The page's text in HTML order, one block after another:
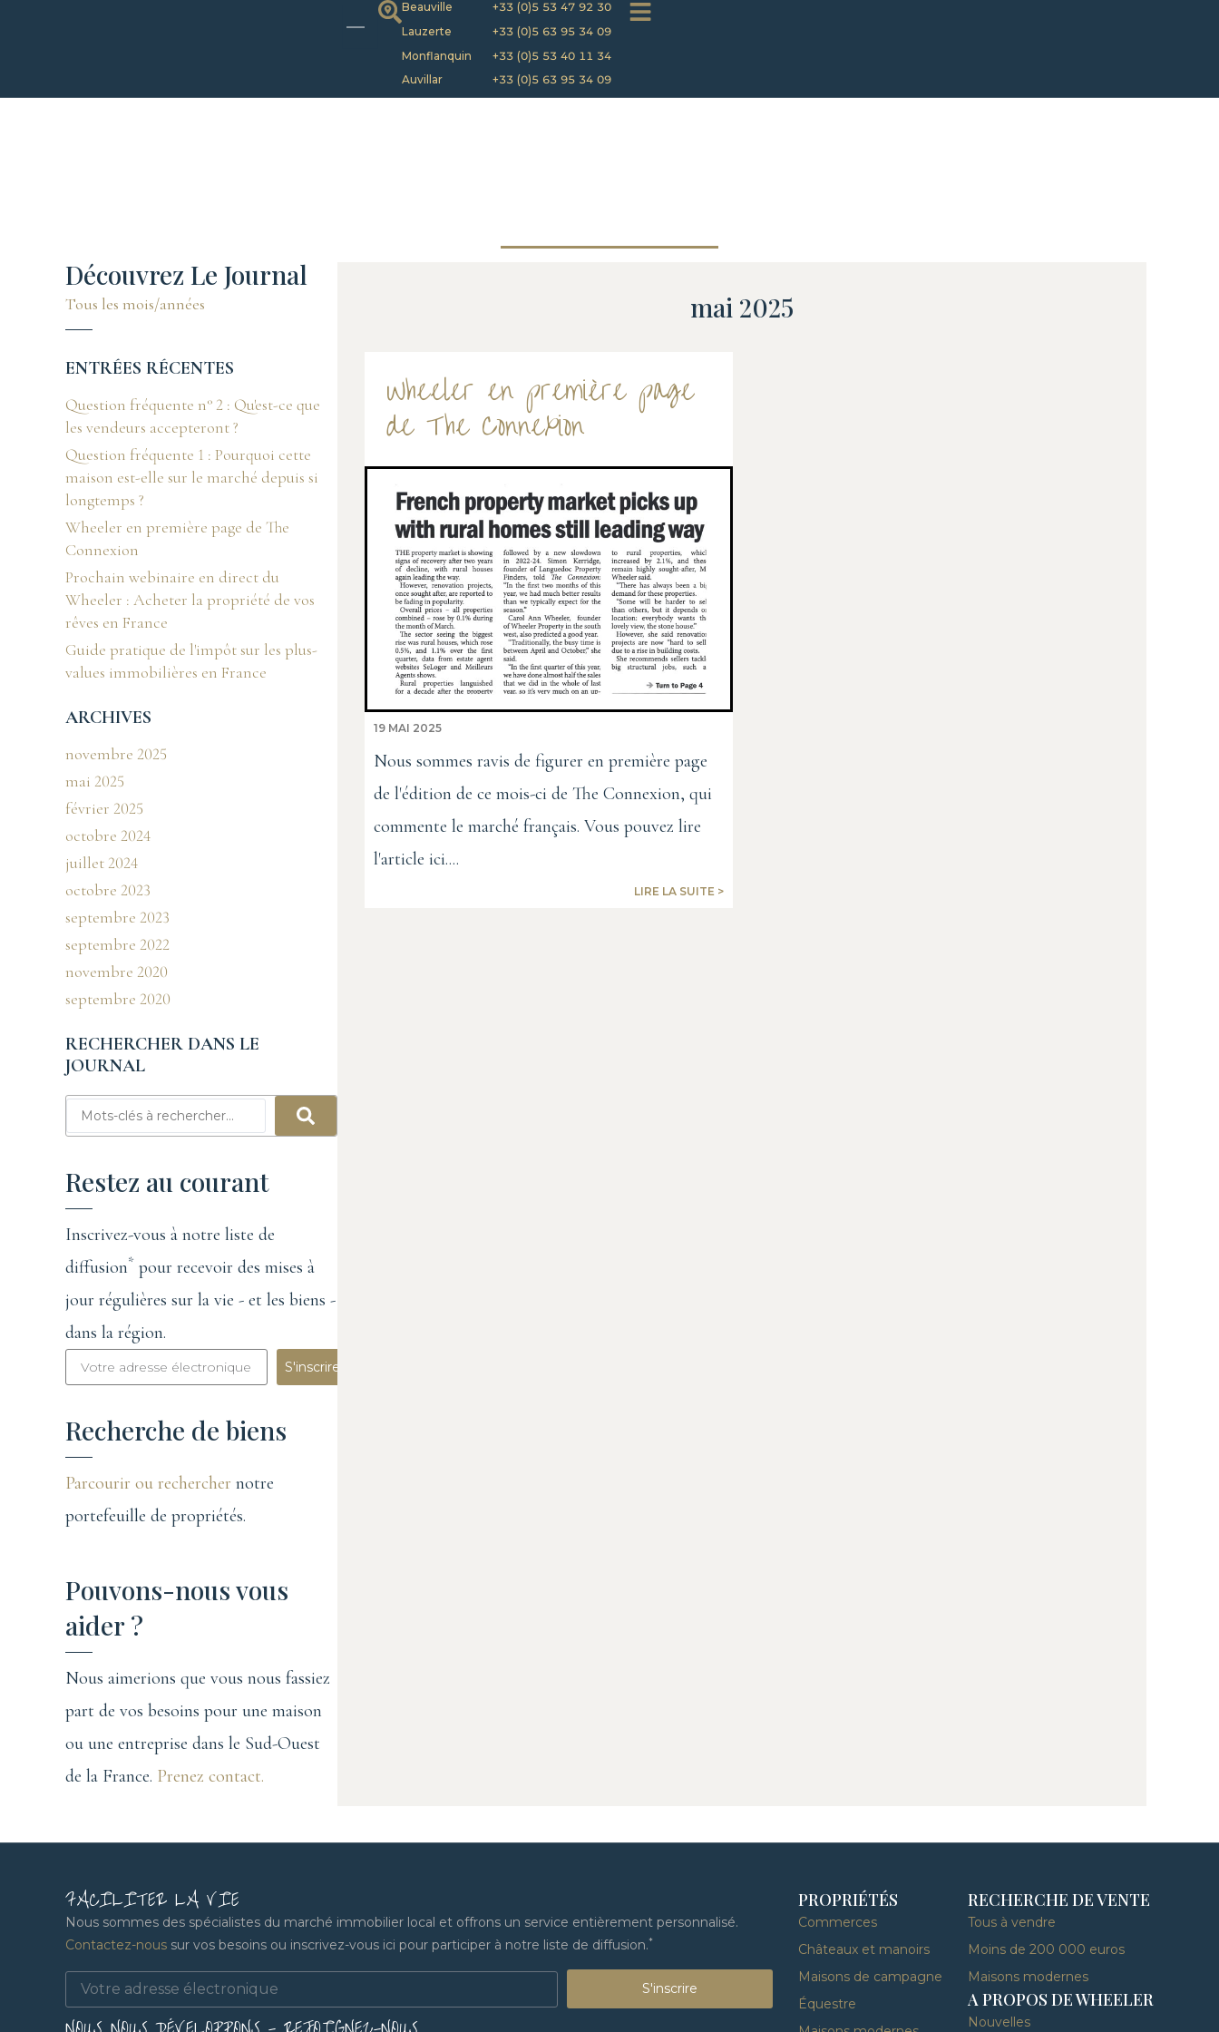
Beauville
+33 (0)5 53 47 92 30
Lauzerte
+33 (0)5 63 95 34 09
Monflanquin
+33 (0)5 53 40 11 34
Auvillar
+33 (0)5 63 95 34 09
Découvrez Le Journal
Tous les mois/années
ENTRÉES RÉCENTES
Question fréquente n° 2 : Qu'est-ce que
les vendeurs accepteront ?
Question fréquente 1 : Pourquoi cette
maison est-elle sur le marché depuis si
longtemps ?
Wheeler en première page de The
Connexion
Prochain webinaire en direct du
Wheeler : Acheter la propriété de vos
rêves en France
Guide pratique de l'impôt sur les plus-
values immobilières en France
ARCHIVES
novembre 2025
mai 2025
février 2025
octobre 2024
juillet 2024
octobre 2023
septembre 2023
septembre 2022
novembre 2020
septembre 2020
RECHERCHER DANS LE
JOURNAL
Restez au courant
Inscrivez-vous à notre liste de
diffusion* pour recevoir des mises à
jour régulières sur la vie - et les biens -
dans la région.
S'inscrire
Recherche de biens
Parcourir ou rechercher notre
portefeuille de propriétés.
Pouvons-nous vous
aider ?
Nous aimerions que vous nous fassiez
part de vos besoins pour une maison
ou une entreprise dans le Sud-Ouest
de la France. Prenez contact.
mai 2025
Wheeler en première page
de The Connexion
19 MAI 2025
Nous sommes ravis de figurer en première page
de l'édition de ce mois-ci de The Connexion, qui
commente le marché français. Vous pouvez lire
l'article ici....
LIRE LA SUITE >
FACILITER LA VIE
Nous sommes des spécialistes du marché immobilier local et offrons un service entièrement personnalisé.
Contactez-nous sur vos besoins ou inscrivez-vous ici pour participer à notre liste de diffusion.*
S'inscrire
PROPRIÉTÉS
Commerces
Châteaux et manoirs
Maisons de campagne
Équestre
RECHERCHE DE VENTE
Tous à vendre
Moins de 200 000 euros
Maisons modernes
A PROPOS DE WHEELER
Nouvelles